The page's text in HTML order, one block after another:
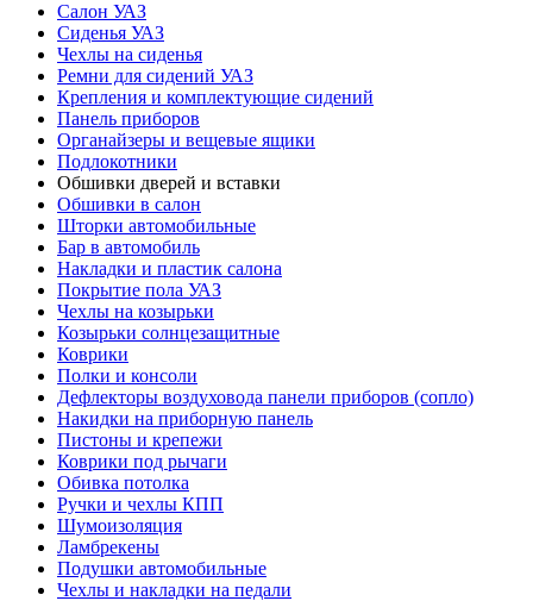
Салон УАЗ
Сиденья УАЗ
Чехлы на сиденья
Ремни для сидений УАЗ
Крепления и комплектующие сидений
Панель приборов
Органайзеры и вещевые ящики
Подлокотники
Обшивки дверей и вставки
Обшивки в салон
Шторки автомобильные
Бар в автомобиль
Накладки и пластик салона
Покрытие пола УАЗ
Чехлы на козырьки
Козырьки солнцезащитные
Коврики
Полки и консоли
Дефлекторы воздуховода панели приборов (сопло)
Накидки на приборную панель
Пистоны и крепежи
Коврики под рычаги
Обивка потолка
Ручки и чехлы КПП
Шумоизоляция
Ламбрекены
Подушки автомобильные
Чехлы и накладки на педали